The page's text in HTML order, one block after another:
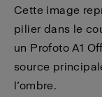
Cette image
pilier dans le
un Profoto A1
source
l’ombre.